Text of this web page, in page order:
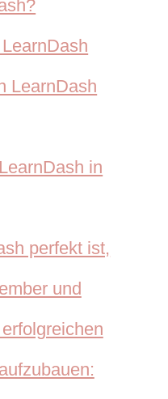
LearnDash
in
perfekt ist,
und